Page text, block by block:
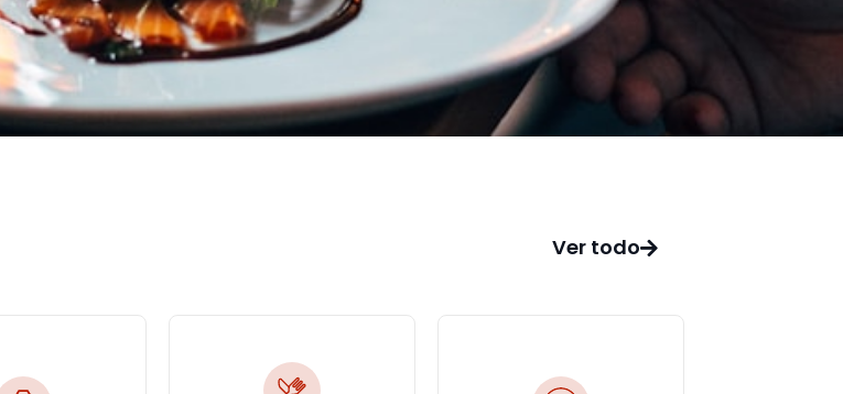
Ver todo